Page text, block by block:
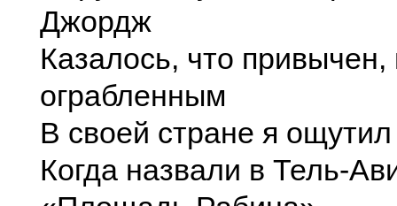
Джордж
Казалось, что привычен,
ограбленным
В своей стране я
Когда назвали в Тель-